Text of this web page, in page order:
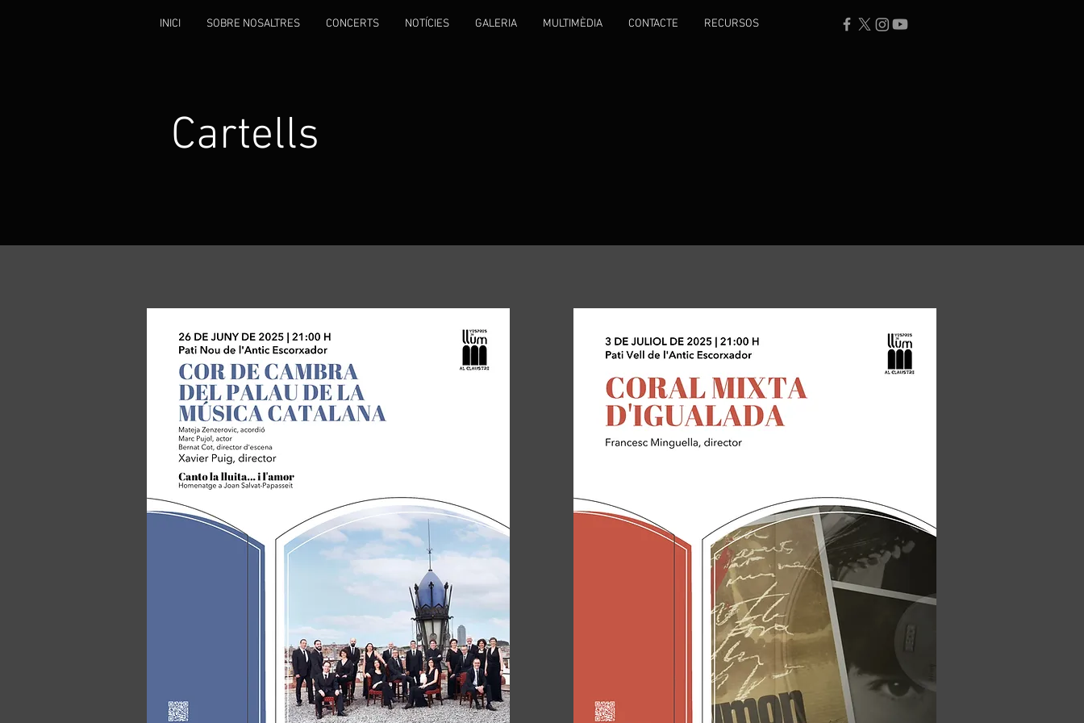
INICI SOBRE NOSALTRES CONCERTS NOTÍCIES GALERIA MULTIMÈDIA CONTACTE RECURSOS
Cartells